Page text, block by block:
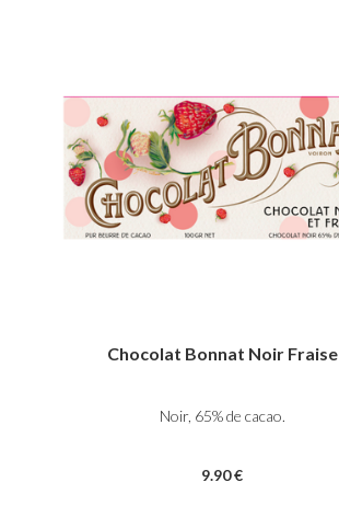
Chocolat Bonnat Noir Fraise
Noir, 65% de cacao.
9.90€